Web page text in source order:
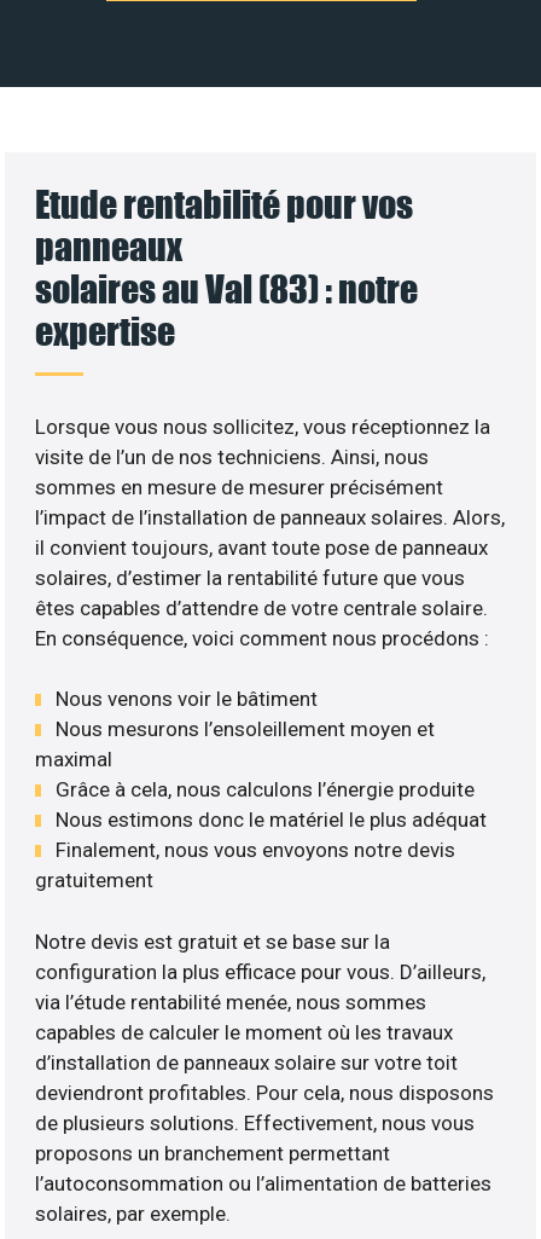
Etude rentabilité pour vos
panneaux
solaires au Val (83) : notre
expertise
Lorsque vous nous sollicitez, vous réceptionnez la
visite de l’un de nos techniciens. Ainsi, nous
sommes en mesure de mesurer précisément
l’impact de l’installation de panneaux solaires. Alors,
il convient toujours, avant toute pose de panneaux
solaires, d’estimer la rentabilité future que vous
êtes capables d’attendre de votre centrale solaire.
En conséquence, voici comment nous procédons :
Nous venons voir le bâtiment
Nous mesurons l’ensoleillement moyen et
maximal
Grâce à cela, nous calculons l’énergie produite
Nous estimons donc le matériel le plus adéquat
Finalement, nous vous envoyons notre devis
gratuitement
Notre devis est gratuit et se base sur la
configuration la plus efficace pour vous. D’ailleurs,
via l’étude rentabilité menée, nous sommes
capables de calculer le moment où les travaux
d’installation de panneaux solaire sur votre toit
deviendront profitables. Pour cela, nous disposons
de plusieurs solutions. Effectivement, nous vous
proposons un branchement permettant
l’autoconsommation ou l’alimentation de batteries
solaires, par exemple.